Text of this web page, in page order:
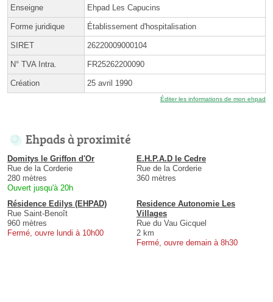
Enseigne Ehpad Les Capucins
Forme juridique Établissement d'hospitalisation
SIRET 26220009000104
N° TVA Intra. FR25262200090
Création 25 avril 1990
Éditer les informations de mon ehpad
Ehpads à proximité
Domitys le Griffon d'Or
Rue de la Corderie
280 mètres
Ouvert jusqu'à 20h
E.H.P.A.D le Cedre
Rue de la Corderie
360 mètres
Résidence Edilys (EHPAD)
Rue Saint-Benoît
960 mètres
Fermé, ouvre lundi à 10h00
Residence Autonomie Les
Villages
Rue du Vau Gicquel
2 km
Fermé, ouvre demain à 8h30